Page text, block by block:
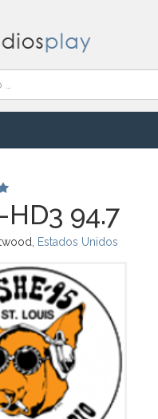
HD3 94.7
Estados Unidos